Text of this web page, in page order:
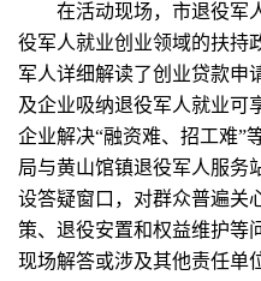
在活动现场，市退役军人
役军人就业创业领域的扶持
军人详细解读了创业贷款申
及企业吸纳退役军人就业可
企业解决“融资难、招工难”
局与黄山馆镇退役军人服务
设答疑窗口，对群众普遍关
策、退役安置和权益维护等
现场解答或涉及其他责任单